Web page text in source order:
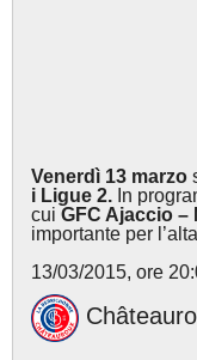
Venerdì 13 marzo
i Ligue 2. In
cui GFC Ajaccio –
importante per
13/03/2015, ore